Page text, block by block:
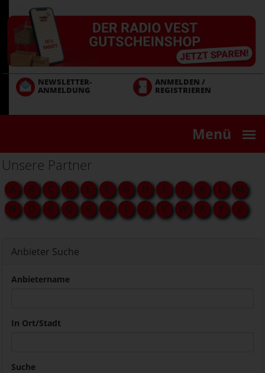
zum
Inhalt
NEWSLETTER-
ANMELDUNG
ANMELDEN /
REGISTRIEREN
Menü
Unsere Partner
A B C D E F G H I J K L
M
N
O P Q R S T U V W X Y Z
Anbieter Suche
Anbietername
In Ort/Stadt
Suche